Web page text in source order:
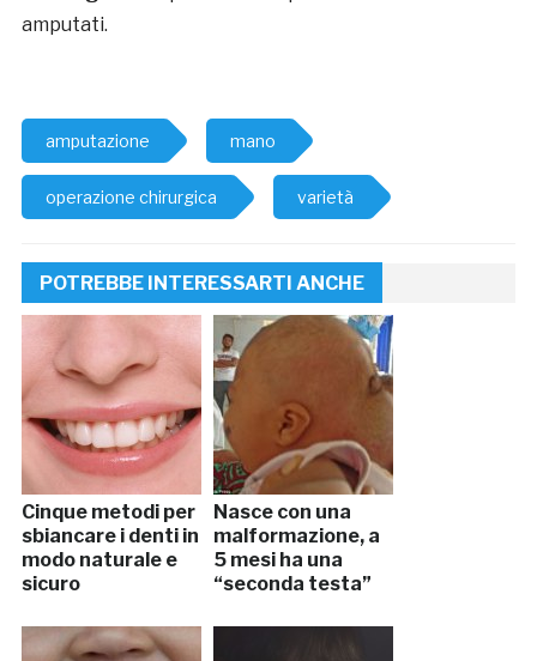
amputati.
amputazione mano
operazione chirurgica varietà
POTREBBE INTERESSARTI ANCHE
Cinque metodi per
sbiancare i denti in
modo naturale e
sicuro
Nasce con una
malformazione, a
5 mesi ha una
“seconda testa”